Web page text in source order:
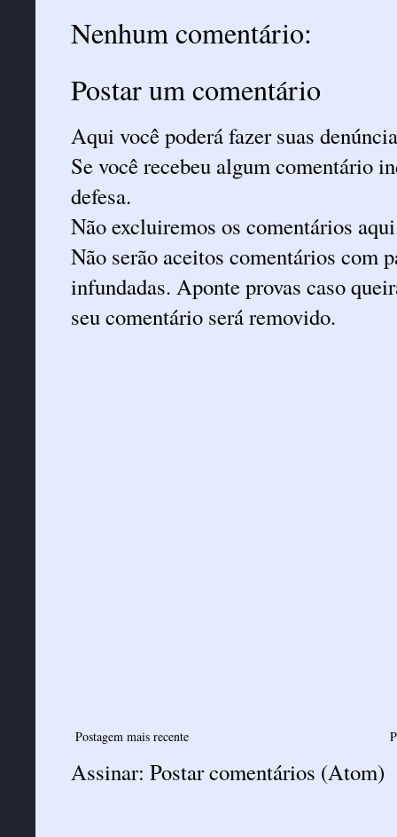
Nenhum comentário:
Postar um comentário
Aqui você poderá fazer suas
Se você recebeu algum comentário
defesa.
Não excluiremos os comentários
Não serão aceitos comentários com
infundadas. Aponte provas caso
seu comentário será removido.
Postagem mais recente
Assinar: Postar comentários (Atom)